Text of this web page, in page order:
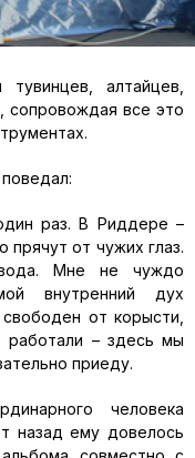
алтайцев,
сопровождая все это
раз. В Риддере –
от чужих глаз.
вода. Мне не чуждо
внутренний дух
от корысти,
работали – здесь мы
приеду.
человека
назад ему довелось